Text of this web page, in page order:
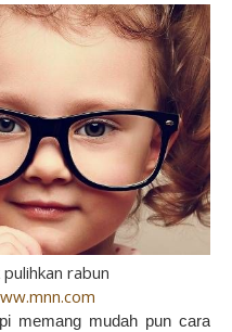
rabun
memang mudah pun cara